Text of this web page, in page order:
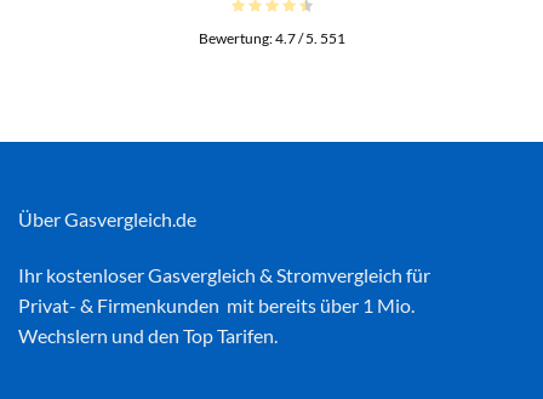
Bewertung:4.7/ 5. 551
Über Gasvergleich.de
Ihr kostenloserGasvergleich & Stromvergleich für
Privat- & Firmenkunden mit bereits über 1 Mio.
Wechslern und den Top Tarifen.